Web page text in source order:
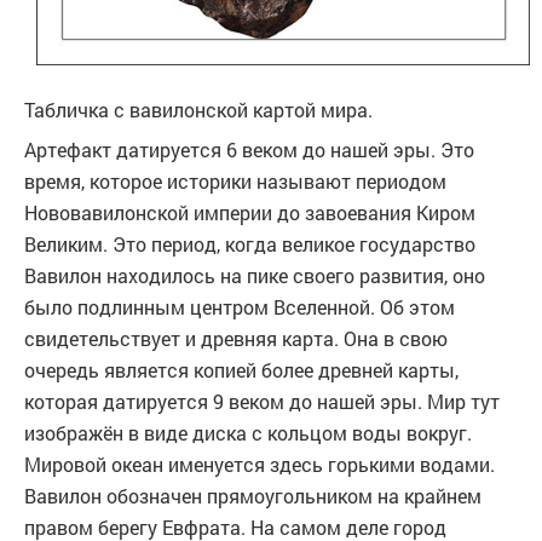
Табличка с вавилонской картой мира.
Артефакт датируется 6 веком до нашей эры. Это
время, которое историки называют периодом
Нововавилонской империи до завоевания Киром
Великим. Это период, когда великое государство
Вавилон находилось на пике своего развития, оно
было подлинным центром Вселенной. Об этом
свидетельствует и древняя карта. Она в свою
очередь является копией более древней карты,
которая датируется 9 веком до нашей эры. Мир тут
изображён в виде диска с кольцом воды вокруг.
Мировой океан именуется здесь горькими водами.
Вавилон обозначен прямоугольником на крайнем
правом берегу Евфрата. На самом деле город